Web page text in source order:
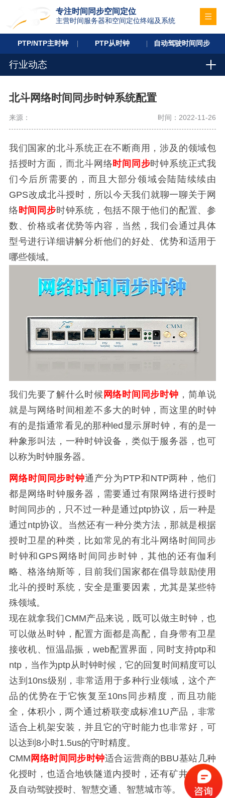
专注时间同步空间定位
主营时间服务器和空间定位终端及系统
PTP/NTP主时钟 PTP从时钟 自动驾驶时间同步
行业动态
北斗网络时间同步时钟系统配置
来源： 时间：2022-11-26
我们国家的北斗系统正在不断商用，涉及的领域包
括授时方面，而北斗网络 时间同步时钟系统正式我
们今后所需要的，而且大部分领域会陆陆续续由
GPS改成北斗授时，所以今天我们就聊一聊关于网
络 时间同步时钟系统，包括不限于他们的配置、参
数、价格或者优势等内容，当然，我们会通过具体
型号进行详细讲解分析他们的好处、优势和适用于
哪些领域。
我们先要了解什么时候 网络时间同步时钟 ，简单说
就是与网络时间相差不多大的时钟，而这里的时钟
有的是指通常看见的那种led显示屏时钟，有的是一
种象形叫法，一种时钟设备，类似于服务器，也可
以称为时钟服务器。
网络时间同步时钟通产分为PTP和NTP两种，他们
都是网络时钟服务器，需要通过有限网络进行授时
时间同步的，只不过一种是通过ptp协议，后一种是
通过ntp协议。当然还有一种分类方法，那就是根据
授时卫星的种类，比如常见的有北斗网络时间同步
时钟和GPS网络时间同步时钟，其他的还有伽利
略、格洛纳斯等，目前我们国家都在倡导鼓励使用
北斗的授时系统，安全是重要因素，尤其是某些特
殊领域。
现在就拿我们CMM产品来说，既可以做主时钟，也
可以做丛时钟，配置方面都是高配，自身带有卫星
接收机、恒温晶振，web配置界面，同时支持ptp和
ntp，当作为ptp从时钟时候，它的回复时间精度可以
达到10ns级别，非常适用于多种行业领域，这个产
品的优势在于它恢复至10ns同步精度，而且功能
全，体积小，两个通过桥联变成标准1U产品，非常
适合上机架安装，并且它的守时能力也非常好，可
以达到8小时1.5us的守时精度。
CMM 网络时间同步时钟适合运营商的BBU基站几种
化授时，也适合地铁隧道内授时，还有矿井授时以
及自动驾驶授时、智慧交通、智慧城市等。